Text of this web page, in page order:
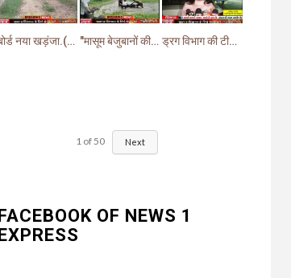
बोर्ड नया खड़ंजा.(गायब)झबरेड़ा विधायक वीरेंद्र जत्ती के प्रस्ताव पर pwd ने बनाया खड़ंजा "मासूम बेजुबानों की दर्दनाक मौत: चंद घास के निवालों ने उजाड़ दी गरीब परिवारों की दुनिया" ड्रग विभाग की टीम ने खांसी व सर्दी जुकाम में दी जाने वाली (सिरप) की खरीदारी व बिक्री पर लगाई रोक.
1 of50 Next
FACEBOOK OF NEWS 1
EXPRESS